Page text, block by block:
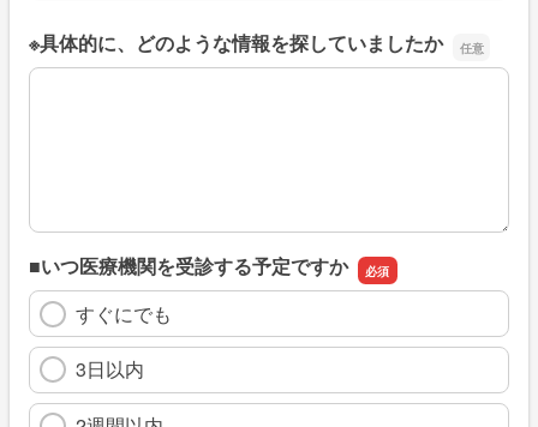
※具体的に、どのような情報を探していましたか
※具体的に、どのような情報を探していましたか
■いつ医療機関を受診する予定ですか
すぐにでも
3日以内